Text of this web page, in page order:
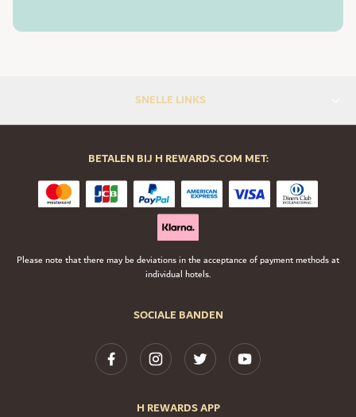
SNELLE LINKS
SOCIALE BANDEN
H REWARDS APP
BETALEN BIJ H REWARDS.COM MET:
Please note that there may be deviations in the acceptance of payment methods at
individual hotels.